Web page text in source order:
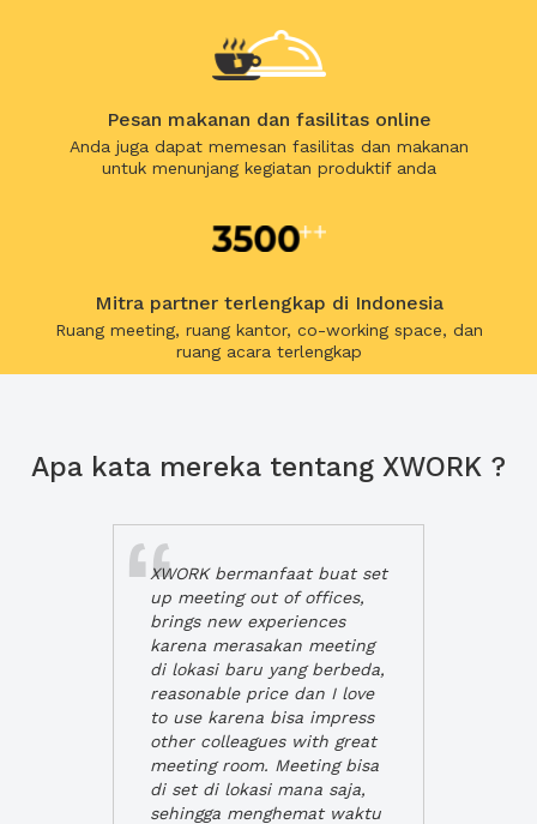
Pesan makanan dan fasilitas online
Anda juga dapat memesan fasilitas dan makanan
untuk menunjang kegiatan produktif anda
Mitra partner terlengkap di Indonesia
Ruang meeting, ruang kantor, co-working space, dan
ruang acara terlengkap
Apa kata mereka tentang XWORK ?
XWORK bermanfaat buat set
up meeting out of offices,
brings new experiences
karena merasakan meeting
di lokasi baru yang berbeda,
reasonable price dan I love
to use karena bisa impress
other colleagues with great
meeting room. Meeting bisa
di set di lokasi mana saja,
sehingga menghemat waktu